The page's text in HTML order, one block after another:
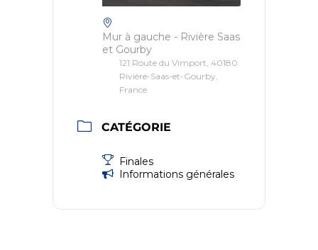
Mur à gauche - Rivière Saas
et Gourby
121 Route du Vimport, 40180
Rivière-Saas-et-Gourby,
France
CATÉGORIE
Finales
Informations générales